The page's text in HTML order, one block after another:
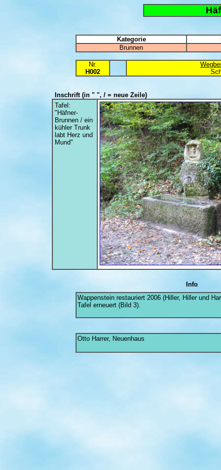
Kategorie
Brunnen
Nr.
H002
Inschrift(in " ", / = neue Zeile)
Tafel:
"Häfner-
Brunnen / ein
kühler Trunk
labt Herz und
Mund"
Info
Wappenstein restauriert 2006 (Hiller, Hiller und
Tafel erneuert (Bild 3).
Otto Harrer, Neuenhaus